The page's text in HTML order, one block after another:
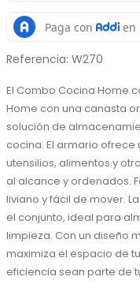
Referencia: W270
El Combo Cocina Home
Home con una canasta
solución de
cocina. El armario
utensilios, alimentos y
al alcance y ordenados.
liviano y fácil de mover.
el conjunto, ideal para
limpieza. Con un diseño
maximiza el espacio de
eficiencia sean parte de